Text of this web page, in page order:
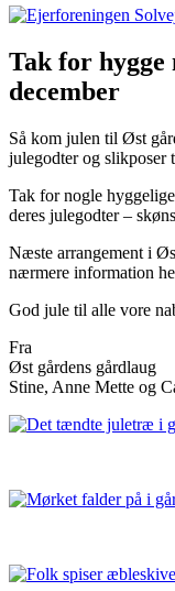
Tak for
december
Så kom julen til Øst
julegodter og slikposer
Tak for nogle
deres julegodter –
Næste arrangement i
nærmere information
God jule til alle vore
Fra
Øst gårdens gårdlaug
Stine, Anne Mette og